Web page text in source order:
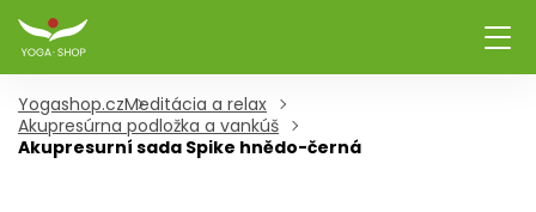
Yogashop.czMeditácia a relax
Akupresúrna podložka a vankúš
Akupresurní sada Spike hnědo-černá